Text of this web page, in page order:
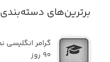
برترین‌های دسته‌بندی
٩٠ روز